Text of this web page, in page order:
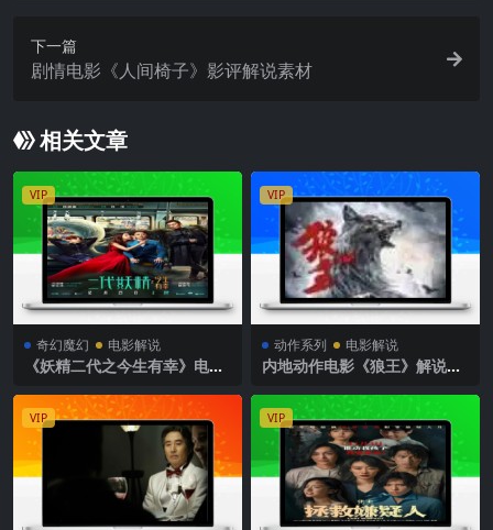
下一篇
剧情电影《人间椅子》影评解说素材
相关文章
VIP
奇幻魔幻 电影解说
《妖精二代之今生有幸》电影
VIP
动作系列 电影解说
内地动作电影《狼王》解说文
VIP VIP